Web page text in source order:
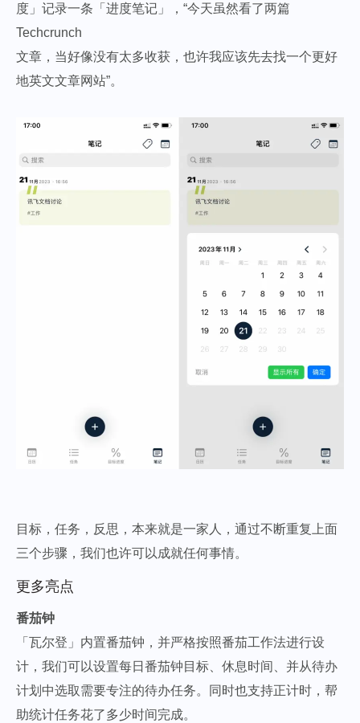
度」记录一条「进度笔记」，“今天虽然看了两篇
Techcrunch
文章，当好像没有太多收获，也许我应该先去找一个更好
地英文文章网站”。
目标，任务，反思，本来就是一家人，通过不断重复上面
三个步骤，我们也许可以成就任何事情。
更多亮点
番茄钟
「瓦尔登」内置番茄钟，并严格按照番茄工作法进行设
计，我们可以设置每日番茄钟目标、休息时间、并从待办
计划中选取需要专注的待办任务。同时也支持正计时，帮
助统计任务花了多少时间完成。